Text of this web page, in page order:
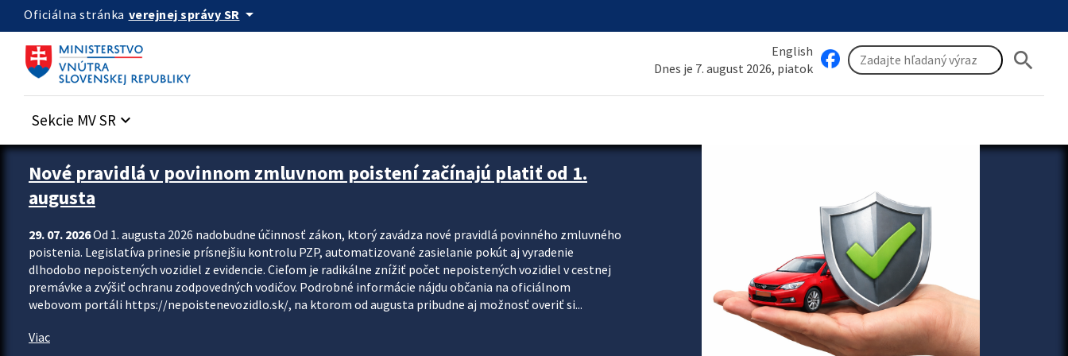
Preskocit na hlavný obsah
Oficiálna stránka verejnej správy SR arrow_drop_down
English
Dnes je 7. august 2026, piatok
search
Sekcie MV SR keyboard_arrow_down
Zastavit automatický posun upútavok
Nové pravidlá v povinnom zmluvnom poistení začínajú platiť od 1.
augusta
29. 07. 2026Od 1. augusta 2026 nadobudne účinnosť zákon, ktorý zavádza nové pravidlá povinného zmluvného
poistenia. Legislatíva prinesie prísnejšiu kontrolu PZP, automatizované zasielanie pokút aj vyradenie
dlhodobo nepoistených vozidiel z evidencie. Cieľom je radikálne znížiť počet nepoistených vozidiel v cestnej
premávke a zvýšiť ochranu zodpovedných vodičov. Podrobné informácie nájdu občania na oficiálnom
webovom portáli https://nepoistenevozidlo.sk/, na ktorom od augusta pribudne aj možnosť overiť si...
Viac